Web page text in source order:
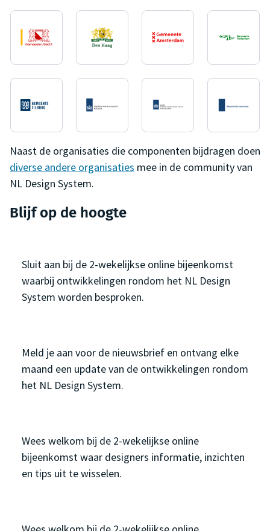
Naast de organisaties die componenten bijdragen doen
diverse andere organisaties mee in de community van
NL Design System.
Blijf op de hoogte
Sluit aan bij de 2-wekelijkse online bijeenkomst
waarbij ontwikkelingen rondom het NL Design
System worden besproken.
Meld je aan voor de nieuwsbrief en ontvang elke
maand een update van de ontwikkelingen rondom
het NL Design System.
Wees welkom bij de 2-wekelijkse online
bijeenkomst waar designers informatie, inzichten
en tips uit te wisselen.